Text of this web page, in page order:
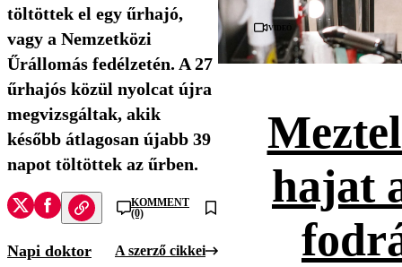
töltöttek el egy űrhajó,
vagy a Nemzetközi
Űrállomás fedélzetén. A 27
űrhajós közül nyolcat újra
megvizsgáltak, akik
később átlagosan újabb 39
napot töltöttek az űrben.
KOMMENT
(0)
Napi doktor A szerző cikkei
Videó
hajat